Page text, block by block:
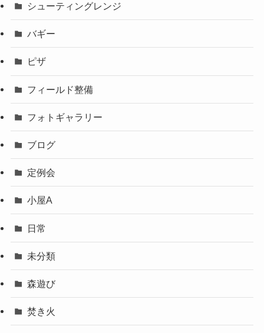
シューティングレンジ
バギー
ピザ
フィールド整備
フォトギャラリー
ブログ
定例会
小屋A
日常
未分類
森遊び
焚き火